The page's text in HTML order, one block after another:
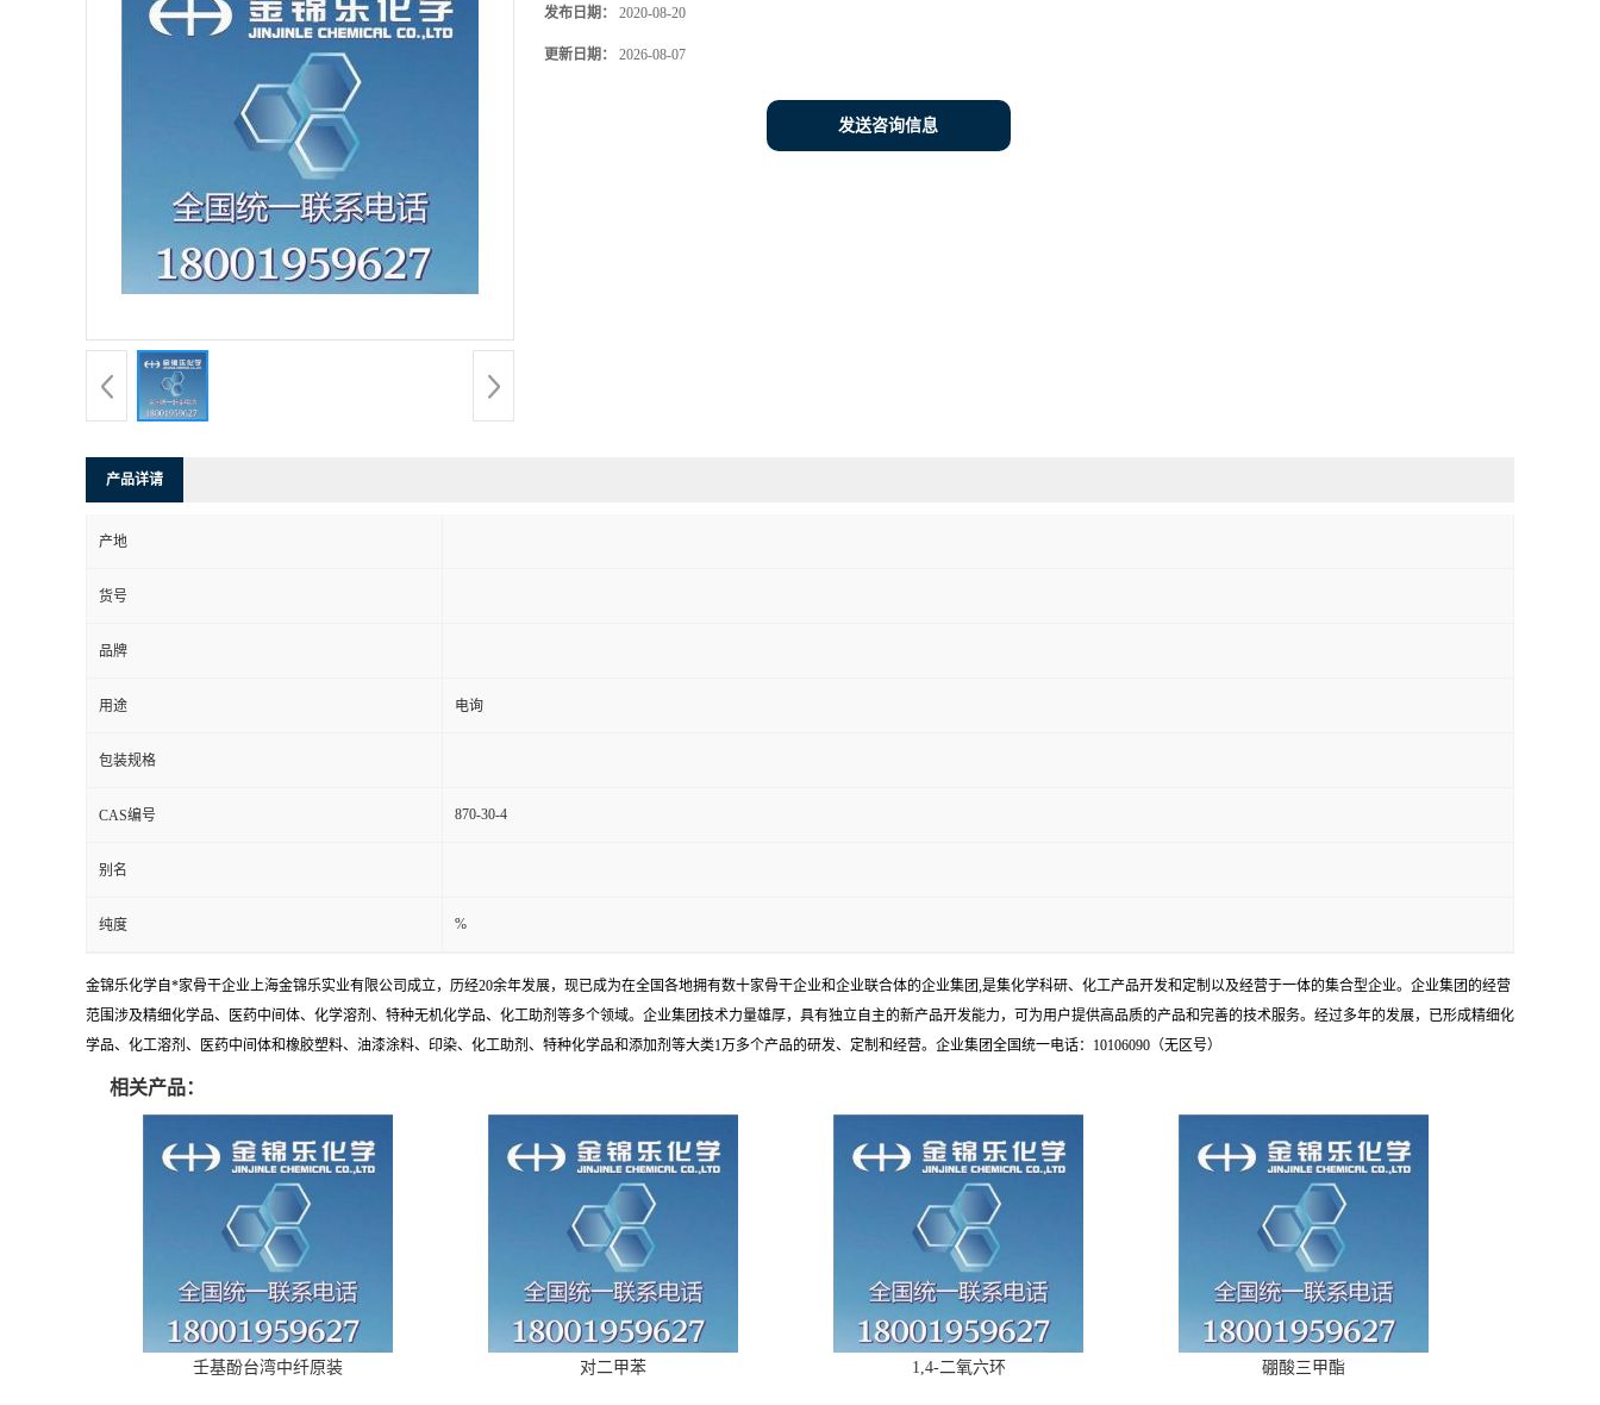
发布日期： 2020-08-20
更新日期： 2026-08-07
发送咨询信息
产品详请
产地
货号
品牌
用途 电询
包装规格
CAS编号 870-30-4
别名
纯度 %
金锦乐化学自*家骨干企业上海金锦乐实业有限公司成立，历经20余年发展，现已成为在全国各地拥有数十家骨干企业和企业联合体的企业集团,是集化学科研、化工产品开发和定制以及经营于一体的集合型企业。企业集团的经营
范围涉及精细化学品、医药中间体、化学溶剂、特种无机化学品、化工助剂等多个领域。企业集团技术力量雄厚，具有独立自主的新产品开发能力，可为用户提供高品质的产品和完善的技术服务。经过多年的发展，已形成精细化
学品、化工溶剂、医药中间体和橡胶塑料、油漆涂料、印染、化工助剂、特种化学品和添加剂等大类1万多个产品的研发、定制和经营。企业集团全国统一电话：10106090（无区号）
相关产品：
壬基酚台湾中纤原装 对二甲苯 1,4-二氧六环 硼酸三甲酯